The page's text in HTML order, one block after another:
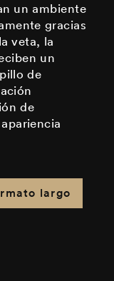
un ambiente
gracias
veta, la
un
de
de
largo